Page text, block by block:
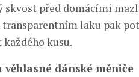
před domácími
laku pak
kusu.
věhlasné dánské měniče